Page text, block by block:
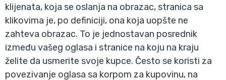
klijenata, koja se oslanja na obrazac, stranica sa
klikovima je, po definiciji, ona koja uopšte ne
zahteva obrazac. To je jednostavan posrednik
između vašeg oglasa i stranice na koju na kraju
želite da usmerite svoje kupce. Često se koristi za
povezivanje oglasa sa korpom za kupovinu, na